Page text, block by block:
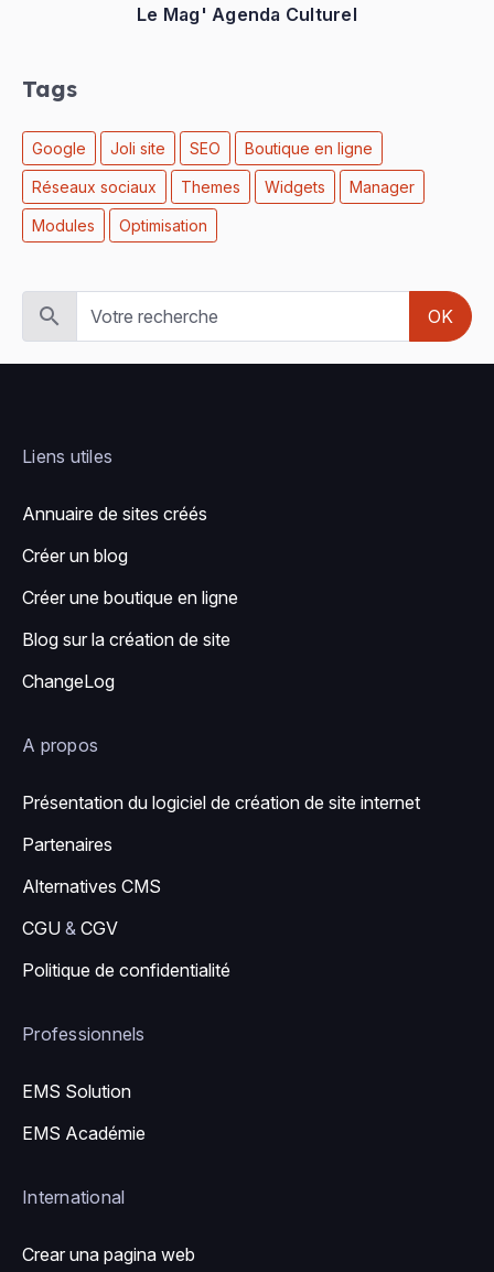
Le Mag' Agenda Culturel
Tags
Google Joli site SEO Boutique en ligne
Réseaux sociaux Themes Widgets Manager
Modules Optimisation
OK
Liens utiles
Annuaire de sites créés
Créer un blog
Créer une boutique en ligne
Blog sur la création de site
ChangeLog
A propos
Présentation du logiciel de création de site internet
Partenaires
Alternatives CMS
CGU & CGV
Politique de confidentialité
Professionnels
EMS Solution
EMS Académie
International
Crear una pagina web